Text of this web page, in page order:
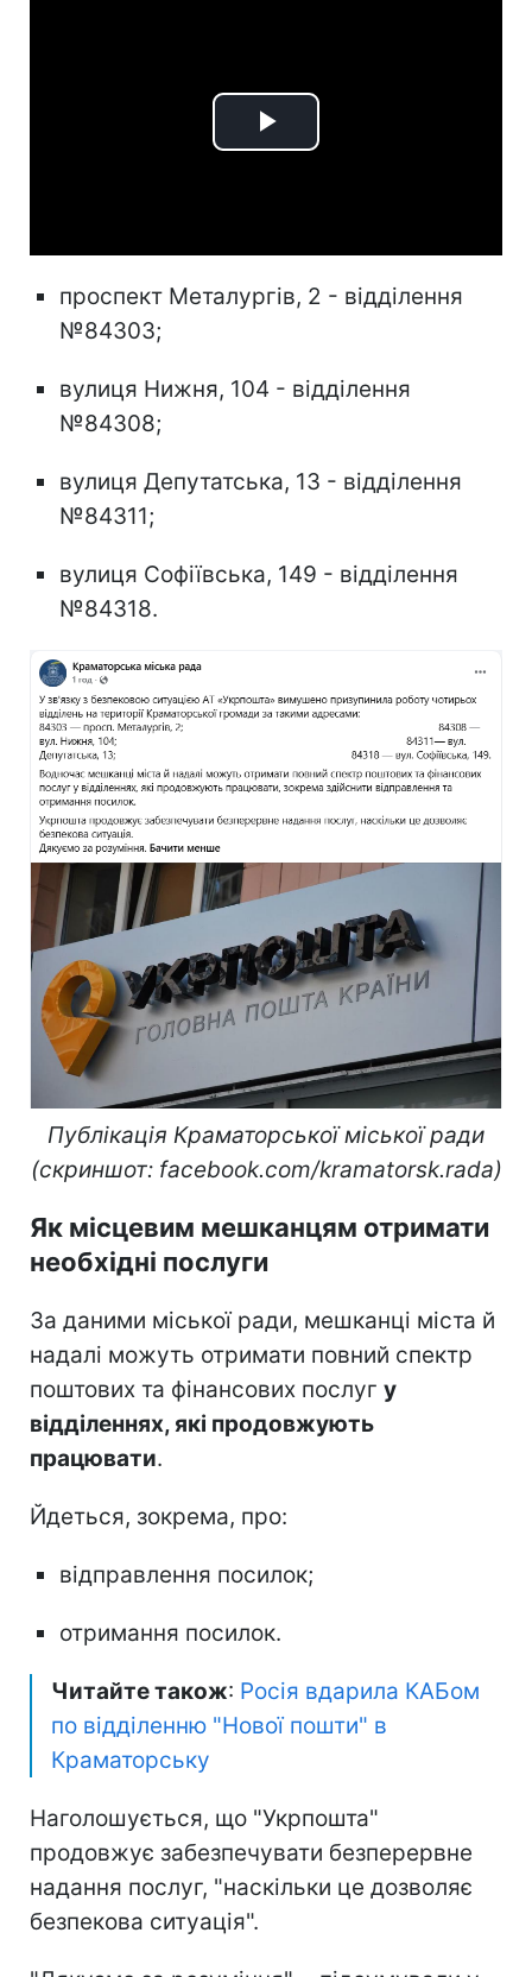
Play
проспект Металургів, 2 - відділення
№84303;
вулиця Нижня, 104 - відділення
№84308;
вулиця Депутатська, 13 - відділення
№84311;
вулиця Софіївська, 149 - відділення
№84318.
Публікація Краматорської міської ради
(скриншот: facebook.com/kramatorsk.rada)
Як місцевим мешканцям отримати
необхідні послуги
За даними міської ради, мешканці міста й
надалі можуть отримати повний спектр
поштових та фінансових послуг у
відділеннях, які продовжують
працювати.
Йдеться, зокрема, про:
відправлення посилок;
отримання посилок.
Читайте також: Росія вдарила КАБом
по відділенню "Нової пошти" в
Краматорську
Наголошується, що "Укрпошта"
продовжує забезпечувати безперервне
надання послуг, "наскільки це дозволяє
безпекова ситуація".